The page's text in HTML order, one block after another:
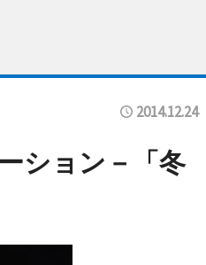
2014.12.24
ション－「冬